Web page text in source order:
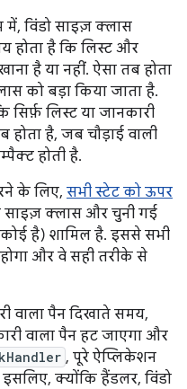
में, विंडो साइज़ क्लास
होता है कि लिस्ट और
है या नहीं. ऐसा तब होता
को बड़ा किया जाता है.
लिस्ट या जानकारी
होता है, जब चौड़ाई वाली
होती है.
के लिए, सभी स्टेट को ऊपर
साइज़ क्लास और चुनी गई
है) शामिल है. इससे सभी
और वे सही तरीके से
वाला पैन दिखाते समय,
वाला पैन हट जाएगा और
, पूरे ऐप्लिकेशन
क्योंकि हैंडलर, विंडो